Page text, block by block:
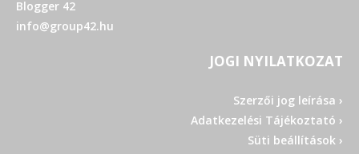
Blogger 42
info@group42.hu
JOGI NYILATKOZAT
Szerzői jog leírása ›
Adatkezelési Tájékoztató ›
Süti beállítások ›